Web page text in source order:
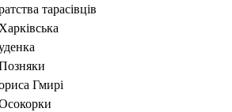
тарасівців
Гмирі